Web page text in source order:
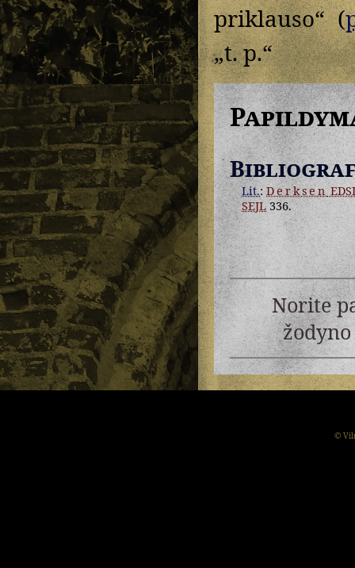
priklauso“ (
„t. p.“
Lit.:Derksen
SEJL336.
Norite
©